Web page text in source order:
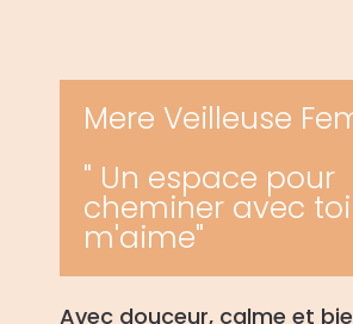
Mere Veilleuse
" Un espace pour
cheminer avec toi
m'aime"
Avec douceur, calme et